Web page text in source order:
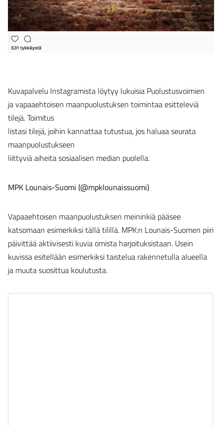
Kuvapalvelu Instagramista löytyy lukuisia Puolustusvoimien
ja vapaaehtoisen maanpuolustuksen toimintaa esitteleviä
tilejä. Toimitus
listasi tilejä, joihin kannattaa tutustua, jos haluaa seurata
maanpuolustukseen
liittyviä aiheita sosiaalisen median puolella.
MPK Lounais-Suomi (@mpklounaissuomi)
Vapaaehtoisen maanpuolustuksen meininkiä pääsee
katsomaan esimerkiksi tällä tilillä. MPK:n Lounais-Suomen piiri
päivittää aktiivisesti kuvia omista harjoituksistaan. Usein
kuvissa esitellään esimerkiksi taistelua rakennetulla alueella
ja muuta suosittua koulutusta.